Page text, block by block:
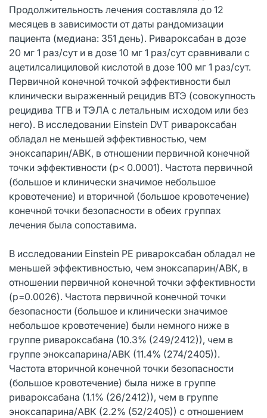
Продолжительность лечения составляла до 12
месяцев в зависимости от даты рандомизации
пациента (медиана: 351 день). Ривароксабан в дозе
20 мг 1 раз/сут и в дозе 10 мг 1 раз/сут сравнивали с
ацетилсалициловой кислотой в дозе 100 мг 1 раз/сут.
Первичной конечной точкой эффективности был
клинически выраженный рецидив ВТЭ (совокупность
рецидива ТГВ и ТЭЛА с летальным исходом или без
него). В исследовании Einstein DVT ривароксабан
обладал не меньшей эффективностью, чем
эноксапарин/АВК, в отношении первичной конечной
точки эффективности (p< 0.0001). Частота первичной
(большое и клинически значимое небольшое
кровотечение) и вторичной (большое кровотечение)
конечной точки безопасности в обеих группах
лечения была сопоставима.
В исследовании Einstein PE ривароксабан обладал не
меньшей эффективностью, чем эноксапарин/АВК, в
отношении первичной конечной точки эффективности
(p=0.0026). Частота первичной конечной точки
безопасности (большое и клинически значимое
небольшое кровотечение) были немного ниже в
группе ривароксабана (10.3% (249/2412)), чем в
группе эноксапарина/АВК (11.4% (274/2405)).
Частота вторичной конечной точки безопасности
(большое кровотечение) была ниже в группе
ривароксабана (1.1% (26/2412)), чем в группе
эноксапарина/АВК (2.2% (52/2405)) с отношением